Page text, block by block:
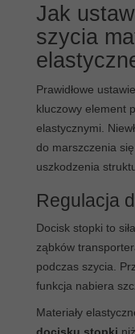
Jak
szycia
Prawidłowe
kluczowy element
elastycznymi.
do marszczenia
uszkodzenia
Regulacja
Docisk stopki to
ząbków
podczas szycia.
funkcja nabiera
Materiały
docisku stopki